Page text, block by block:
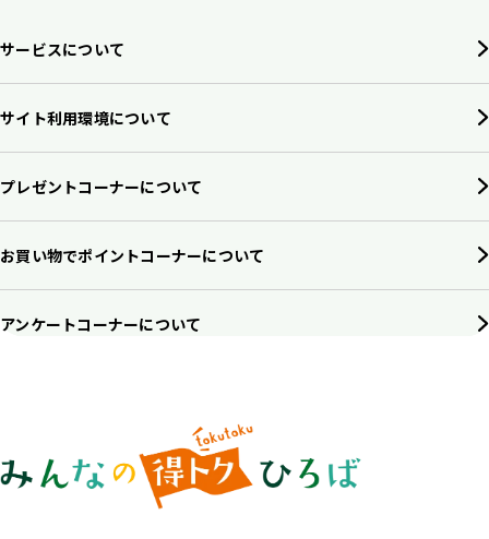
サービスについて
サイト利用環境について
プレゼントコーナーについて
お買い物でポイントコーナーについて
アンケートコーナーについて